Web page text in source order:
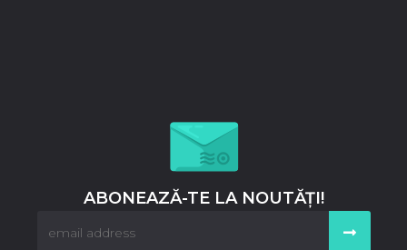
ABONEAZĂ-TE LA NOUTĂȚI!